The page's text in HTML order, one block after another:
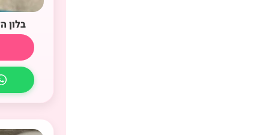
בלון